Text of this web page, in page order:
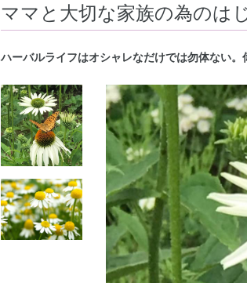
ママと大切な家族の為のは
ハーバルライフはオシャレなだけでは勿体ない。